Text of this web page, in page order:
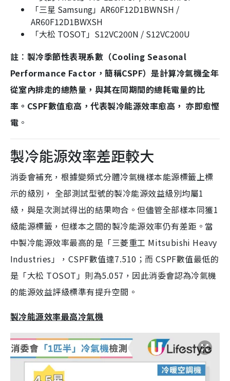
「三星 Samsung」AR60F12D1BWNSH /
AR60F12D1BWXSH
「大松 TOSOT」S12VC200N / S12VC200U
註︰製冷季節性表現系數（Cooling Seasonal
Performance Factor，簡稱CSPF）是計算冷氣機全年
從室內排走的總熱量，與其在同期間的總耗電量的比
率。CSPF數值愈高，代表製冷能源效率愈高， 亦即愈慳
電 。
製冷能源效率差距較大
消委會補充，根據變頻式分體冷氣機樣本能源標籤上標
示的級別， 全部測試型號的製冷能源效益級別均屬1
級，與是次測試得出的結果吻合。但儘管全部樣本同獲1
級能源標籤，但樣本之間的製冷能源效率仍有差距。當
中製冷能源效率最高的是「三菱重工 Mitsubishi Heavy
Industries」，CSPF數值達7.510；而 CSPF數值最低的
是「大松 TOSOT」則為5.057，因此消委會認為冷氣機
的能源效益評級標準有提升空間。
製冷能源效率最高冷氣機